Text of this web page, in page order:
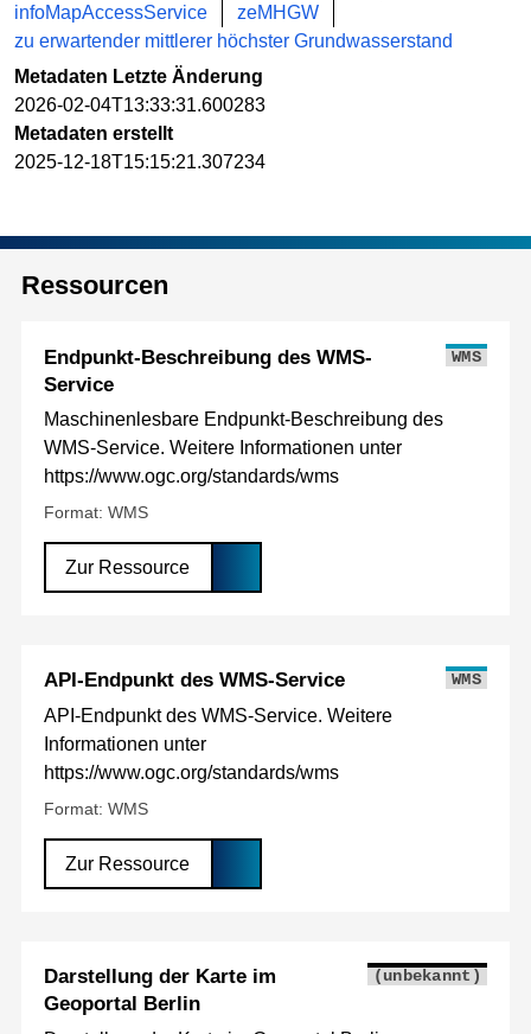
infoMapAccessService
zeMHGW
zu erwartender mittlerer höchster Grundwasserstand
Metadaten Letzte Änderung
2026-02-04T13:33:31.600283
Metadaten erstellt
2025-12-18T15:15:21.307234
Ressourcen
Endpunkt-Beschreibung des WMS-
Service
WMS
Maschinenlesbare Endpunkt-Beschreibung des
WMS-Service. Weitere Informationen unter
https://www.ogc.org/standards/wms
Format: WMS
Zur Ressource
API-Endpunkt des WMS-Service WMS
API-Endpunkt des WMS-Service. Weitere
Informationen unter
https://www.ogc.org/standards/wms
Format: WMS
Zur Ressource
Darstellung der Karte im
Geoportal Berlin
(unbekannt)